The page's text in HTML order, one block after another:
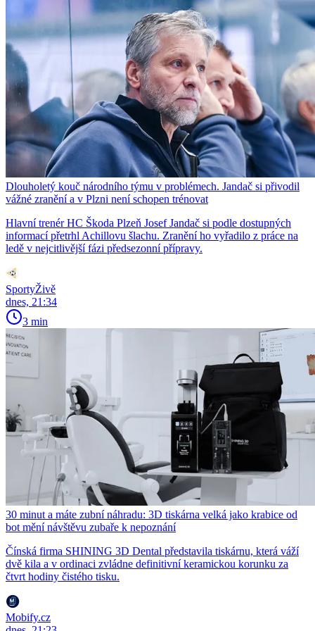
Dlouholetý kouč národního týmu v problémech. Jandač si přivodil
vážné zranění a v Plzni není schopen trénovat
Hlavní trenér HC Škoda Plzeň Josef Jandač si podle dostupných
informací přetrhl Achillovu šlachu. Zranění ho vyřadilo z práce na
ledě v nejcitlivější fázi předsezonní přípravy.
SportyŽivě
dnes, 21:34
3 min
30 minut a máte zubní náhradu: 3D tiskárna velká jako krabice od
bot mění návštěvu zubaře k nepoznání
Čínská firma SHINING 3D Dental představila tiskárnu, která váží
dvě kila a v ordinaci zvládne definitivní keramickou korunku za
čtvrt hodiny čistého tisku.
Mobify.cz